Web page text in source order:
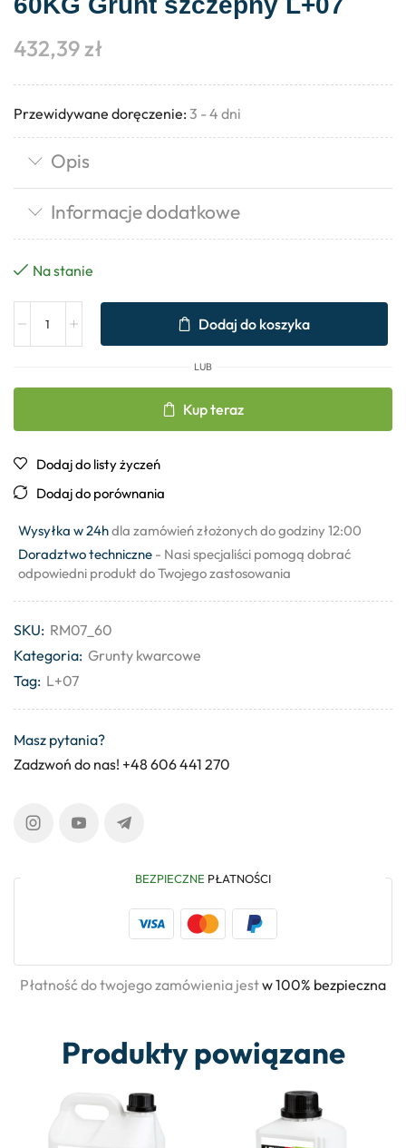
432,39zł
Przewidywane doręczenie: 3 - 4 dni
Opis
Informacje dodatkowe
Na stanie
Dodaj do koszyka
LUB
Kup teraz
Dodaj do listy życzeń
Dodaj do porównania
Wysyłka w 24hdla zamówień złożonych do godziny 12:00
Doradztwo techniczne - Nasi specjaliści pomogą dobrać
odpowiedni produkt do Twojego zastosowania
SKU: RM07_60
Kategoria: Grunty kwarcowe
Tag: L+07
Masz pytania?
Zadzwoń do nas! +48 606 441 270
BEZPIECZNE PŁATNOŚCI
Płatność do twojego zamówienia jestw 100% bezpieczna
Produkty powiązane